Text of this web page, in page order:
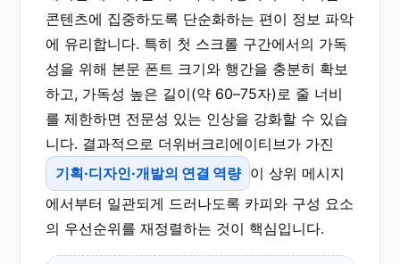
콘텐츠에 집중하도록 단순화하는 편이 정보 파악
에 유리합니다. 특히 첫 스크롤 구간에서의 가독
성을 위해 본문 폰트 크기와 행간을 충분히 확보
하고, 가독성 높은 길이(약 60–75자)로 줄 너비
를 제한하면 전문성 있는 인상을 강화할 수 있습
니다. 결과적으로 더위버크리에이티브가 가진
기획·디자인·개발의 연결 역량 이 상위 메시지
에서부터 일관되게 드러나도록 카피와 구성 요소
의 우선순위를 재정렬하는 것이 핵심입니다.